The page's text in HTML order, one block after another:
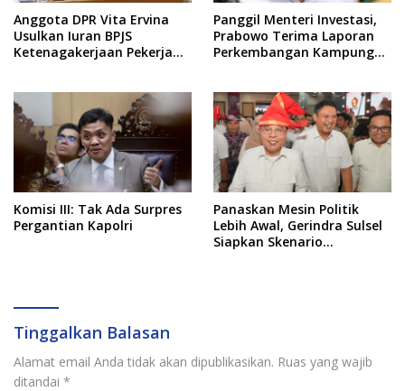
Anggota DPR Vita Ervina
Usulkan Iuran BPJS
Ketenagakerjaan Pekerja
Panggil Menteri Investasi,
Prabowo Terima Laporan
Perkembangan Kampung
Komisi III: Tak Ada Surpres
Pergantian Kapolri
Panaskan Mesin Politik
Lebih Awal, Gerindra Sulsel
Siapkan Skenario
Tinggalkan Balasan
Alamat email Anda tidak akan dipublikasikan. Ruas yang wajib
ditandai *